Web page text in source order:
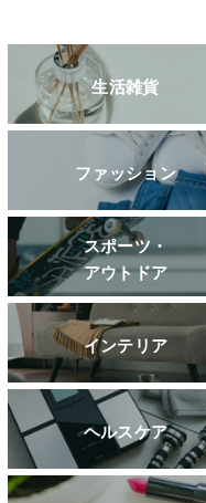
生活雑貨
ファッション
スポーツ・
アウトドア
インテリア
ヘルスケア